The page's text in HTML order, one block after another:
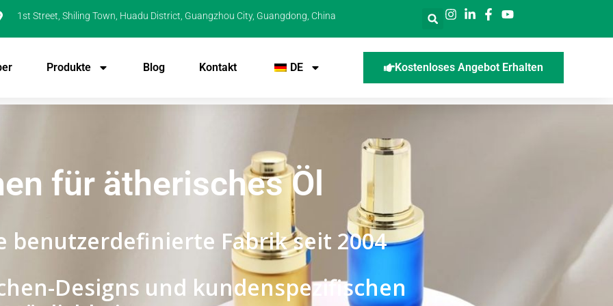
1st Street, Shiling Town, Huadu District, Guangzhou City, Guangdong, China
Produkte Blog Kontakt DE Kostenloses Angebot Erhalten
für ätherisches Öl
benutzerdefinierte Fabrik seit 2004
Designs und kundenspezifischen